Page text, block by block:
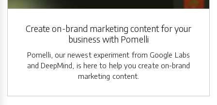
Create on-brand marketing content for your
business with Pomelli
Pomelli, our newest experiment from Google Labs
and DeepMind, is here to help you create on-brand
marketing content.